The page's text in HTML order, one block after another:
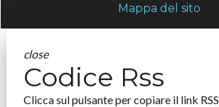
Mappa del sito
close
Codice Rss
Clicca sul pulsante per copiare il link RSS